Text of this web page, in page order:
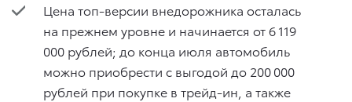
Цена топ-версии внедорожника осталась
на прежнем уровне и начинается от 6 119
000 рублей; до конца июля автомобиль
можно приобрести с выгодой до 200 000
рублей при покупке в трейд-ин, а также